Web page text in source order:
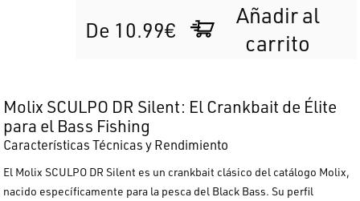
De 10.99€
Añadir al
carrito
Molix SCULPO DR Silent: El Crankbait de Élite
para el Bass Fishing
Características Técnicas y Rendimiento
El Molix SCULPO DR Silent es un crankbait clásico del catálogo Molix,
nacido específicamente para la pesca del Black Bass. Su perfil